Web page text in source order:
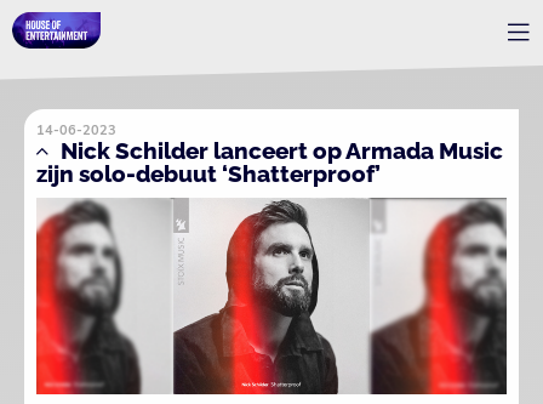
14-06-2023
Nick Schilder lanceert op Armada Music
zijn solo-debuut ‘Shatterproof’